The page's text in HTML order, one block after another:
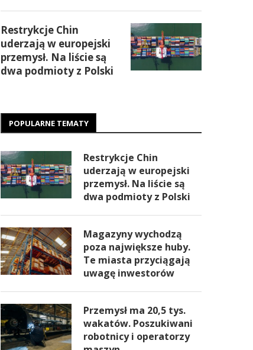
Restrykcje Chin
uderzają w europejski
przemysł. Na liście są
dwa podmioty z Polski
POPULARNE TEMATY
Restrykcje Chin
uderzają w europejski
przemysł. Na liście są
dwa podmioty z Polski
Magazyny wychodzą
poza największe huby.
Te miasta przyciągają
uwagę inwestorów
Przemysł ma 20,5 tys.
wakatów. Poszukiwani
robotnicy i operatorzy